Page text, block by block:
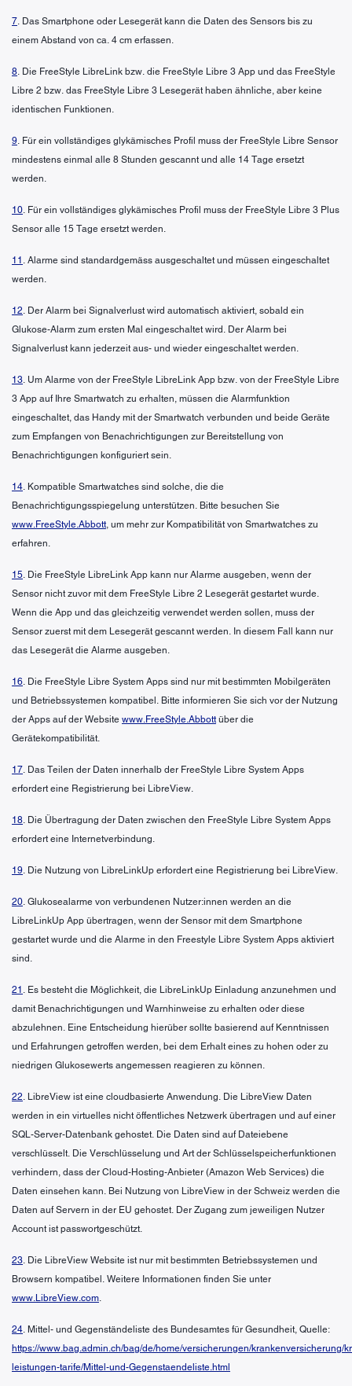
7. Das Smartphone oder Lesegerät kann die Daten des Sensors bis zu
einem Abstand von ca. 4 cm erfassen.
8. Die FreeStyle LibreLink bzw. die FreeStyle Libre 3 App und das FreeStyle
Libre 2 bzw. das FreeStyle Libre 3 Lesegerät haben ähnliche, aber keine
identischen Funktionen.
9. Für ein vollständiges glykämisches Profil muss der FreeStyle Libre Sensor
mindestens einmal alle 8 Stunden gescannt und alle 14 Tage ersetzt
werden.
10. Für ein vollständiges glykämisches Profil muss der FreeStyle Libre 3 Plus
Sensor alle 15 Tage ersetzt werden.
11 . Alarme sind standardgemäss ausgeschaltet und müssen eingeschaltet
werden.
12. Der Alarm bei Signalverlust wird automatisch aktiviert, sobald ein
Glukose-Alarm zum ersten Mal eingeschaltet wird. Der Alarm bei
Signalverlust kann jederzeit aus- und wieder eingeschaltet werden.
13. Um Alarme von der FreeStyle LibreLink App bzw. von der FreeStyle Libre
3 App auf Ihre Smartwatch zu erhalten, müssen die Alarmfunktion
eingeschaltet, das Handy mit der Smartwatch verbunden und beide Geräte
zum Empfangen von Benachrichtigungen zur Bereitstellung von
Benachrichtigungen konfiguriert sein.
14. Kompatible Smartwatches sind solche, die die
Benachrichtigungsspiegelung unterstützen. Bitte besuchen Sie
www.FreeStyle.Abbott, um mehr zur Kompatibilität von Smartwatches zu
erfahren.
15. Die FreeStyle LibreLink App kann nur Alarme ausgeben, wenn der
Sensor nicht zuvor mit dem FreeStyle Libre 2 Lesegerät gestartet wurde.
Wenn die App und das gleichzeitig verwendet werden sollen, muss der
Sensor zuerst mit dem Lesegerät gescannt werden. In diesem Fall kann nur
das Lesegerät die Alarme ausgeben.
16. Die FreeStyle Libre System Apps sind nur mit bestimmten Mobilgeräten
und Betriebssystemen kompatibel. Bitte informieren Sie sich vor der Nutzung
der Apps auf der Website www.FreeStyle.Abbott über die
Gerätekompatibilität.
17. Das Teilen der Daten innerhalb der FreeStyle Libre System Apps
erfordert eine Registrierung bei LibreView.
18. Die Übertragung der Daten zwischen den FreeStyle Libre System Apps
erfordert eine Internetverbindung.
19. Die Nutzung von LibreLinkUp erfordert eine Registrierung bei LibreView.
20. Glukosealarme von verbundenen Nutzer:innen werden an die
LibreLinkUp App übertragen, wenn der Sensor mit dem Smartphone
gestartet wurde und die Alarme in den Freestyle Libre System Apps aktiviert
sind.
21 . Es besteht die Möglichkeit, die LibreLinkUp Einladung anzunehmen und
damit Benachrichtigungen und Warnhinweise zu erhalten oder diese
abzulehnen. Eine Entscheidung hierüber sollte basierend auf Kenntnissen
und Erfahrungen getroffen werden, bei dem Erhalt eines zu hohen oder zu
niedrigen Glukosewerts angemessen reagieren zu können.
22. LibreView ist eine cloudbasierte Anwendung. Die LibreView Daten
werden in ein virtuelles nicht öffentliches Netzwerk übertragen und auf einer
SQL-Server-Datenbank gehostet. Die Daten sind auf Dateiebene
verschlüsselt. Die Verschlüsselung und Art der Schlüsselspeicherfunktionen
verhindern, dass der Cloud-Hosting-Anbieter (Amazon Web Services) die
Daten einsehen kann. Bei Nutzung von LibreView in der Schweiz werden die
Daten auf Servern in der EU gehostet. Der Zugang zum jeweiligen Nutzer
Account ist passwortgeschützt.
23. Die LibreView Website ist nur mit bestimmten Betriebssystemen und
Browsern kompatibel. Weitere Informationen finden Sie unter
www.LibreView.com.
24. Mittel- und Gegenständeliste des Bundesamtes für Gesundheit, Quelle:
https://www.bag.admin.ch/bag/de/home/versicherungen/krankenversicherung/
leistungen-tarife/Mittel-und-Gegenstaendeliste.html